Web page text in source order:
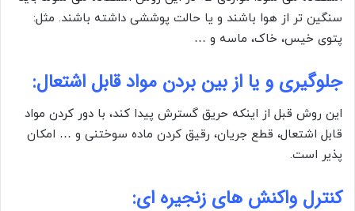
سنگین تر از هوا باشند و یا حالت پوششی داشته باشند. مثل:
پتوی خیس، خاک، ماسه و …
جلوگیری و یا از بین بردن مواد قابل اشتعال:
این روش قبل از اینکه حریق گسترش پیدا کند، با دور کردن مواد
قابل اشتعال، قطع جریان، رقیق کردن ماده سوختنی و … امکان
پذیر است.
کنترل واکنش های زنجیره ای: